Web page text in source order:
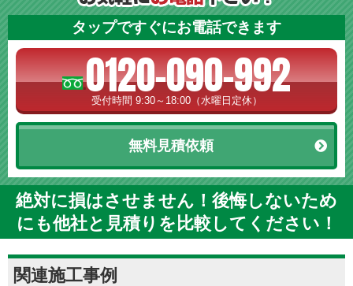
タップですぐにお電話できます
0120-090-992
受付時間 9:30～18:00（水曜日定休）
無料見積依頼
絶対に損はさせません！後悔しないため
にも他社と見積りを比較してください！
関連施工事例